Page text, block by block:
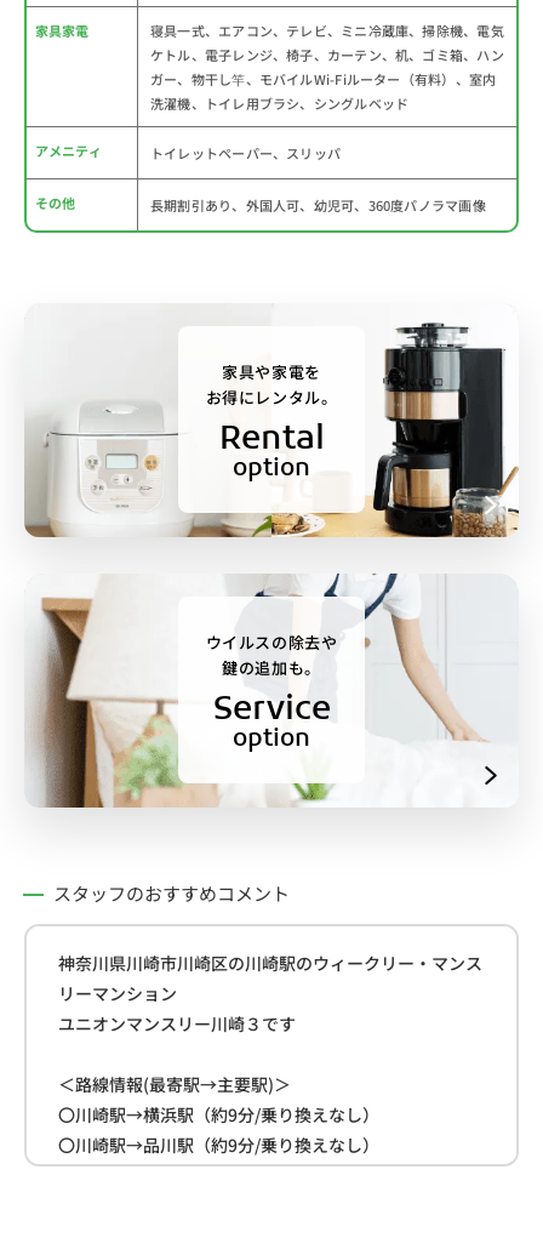
家具家電
寝具一式、エアコン、テレビ、ミニ冷蔵庫、掃除機、電気
ケトル、電子レンジ、椅子、カーテン、机、ゴミ箱、ハン
ガー、物干し竿、モバイルWi-Fiルーター（有料）、室内
洗濯機、トイレ用ブラシ、シングルベッド
アメニティ トイレットペーパー、スリッパ
その他 長期割引あり、外国人可、幼児可、360度パノラマ画像
家具や家電を
お得にレンタル。
Rental
option
ウイルスの除去や
鍵の追加も。
Service
option
スタッフのおすすめコメント
神奈川県川崎市川崎区の川崎駅のウィークリー・マンス
リーマンション
ユニオンマンスリー川崎３です
＜路線情報(最寄駅→主要駅)＞
〇川崎駅→横浜駅（約9分/乗り換えなし）
〇川崎駅→品川駅（約9分/乗り換えなし）
〇川崎駅→東京駅（約19分/乗り換えなし）